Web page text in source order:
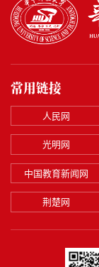
常用链接
人民网
光明网
中国教育新闻网
荆楚网